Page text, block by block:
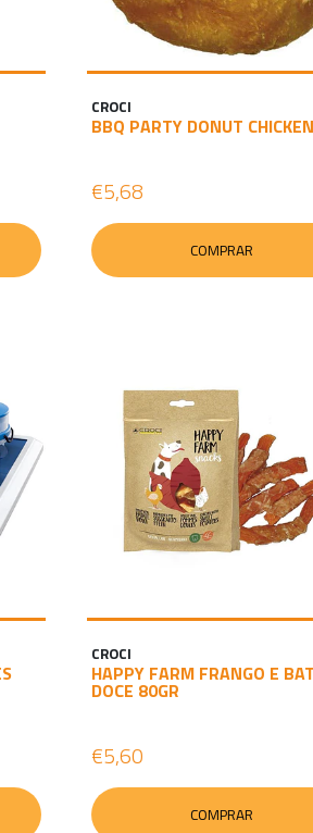
CROCI
BBQ PARTY DONUT CHICKEN
€5,68
COMPRAR
CROCI
HAPPY FARM FRANGO E
DOCE 80GR
€5,60
COMPRAR